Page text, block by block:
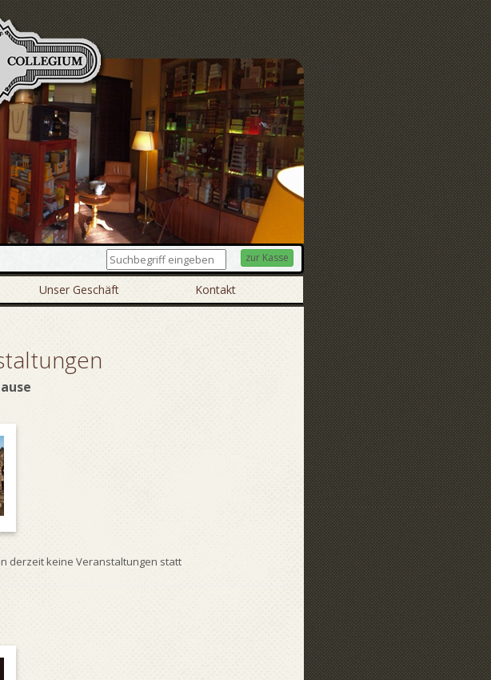
zur Kasse
Unser Geschäft Kontakt
derzeit keine Veranstaltungen statt